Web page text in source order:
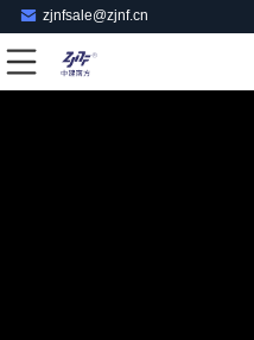
zjnfsale@zjnf.cn